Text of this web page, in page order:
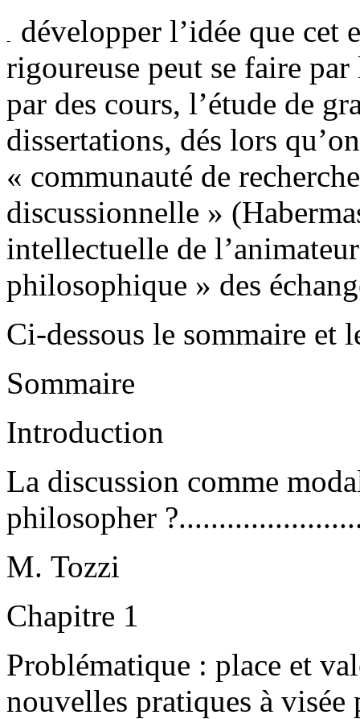
développer l’idée que cet
rigoureuse peut se faire
par des cours, l’étude de
dissertations, dés lors
« communauté de
discussionnelle »
intellectuelle de
philosophique » des
Ci-dessous le sommaire et
Sommaire
Introduction
La discussion comme
philosopher
M. Tozzi
Chapitre 1
Problématique : place et
nouvelles pratiques à